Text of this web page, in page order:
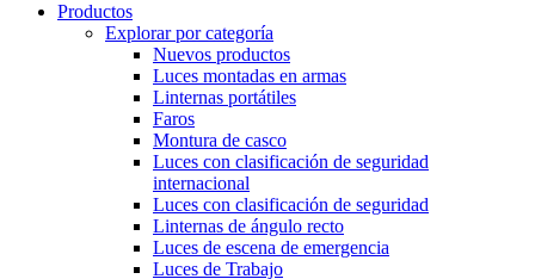
Productos
Explorar por categoría
Nuevos productos
Luces montadas en armas
Linternas portátiles
Faros
Montura de casco
Luces con clasificación de seguridad
internacional
Luces con clasificación de seguridad
Linternas de ángulo recto
Luces de escena de emergencia
Luces de Trabajo